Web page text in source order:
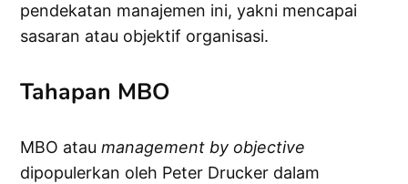
pendekatan manajemen ini, yakni mencapai
sasaran atau objektif organisasi.
Tahapan MBO
MBO ataumanagement by objective
dipopulerkan oleh Peter Drucker dalam